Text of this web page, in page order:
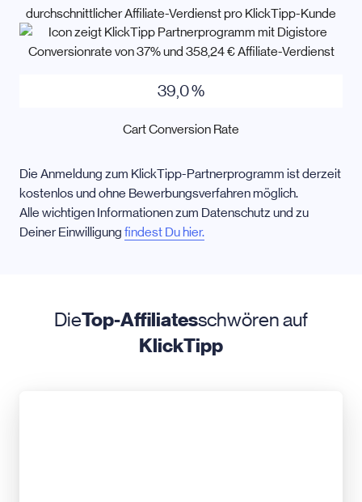
durchschnittlicher Affiliate-Verdienst pro KlickTipp-Kunde
39,0 %
Cart Conversion Rate
Die Anmeldung zum KlickTipp-Partnerprogramm ist derzeit
kostenlos und ohne Bewerbungsverfahren möglich.
Alle wichtigen Informationen zum Datenschutz und zu
Deiner Einwilligung findest Du hier.
DieTop-Affiliatesschwören auf
KlickTipp